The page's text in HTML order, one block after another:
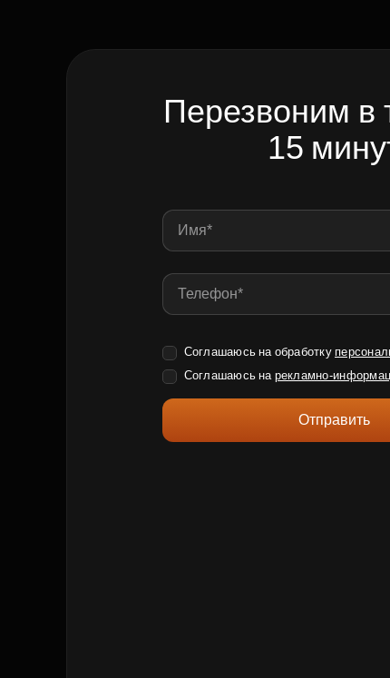
Перезвоним в
15
Соглашаюсь на обработку
Соглашаюсь на рекламно-
Отправить